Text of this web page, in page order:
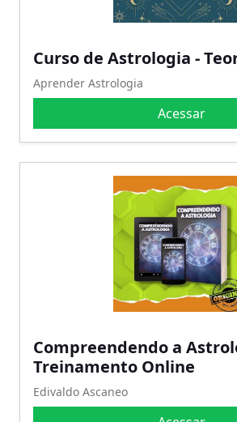
Curso de Astrologia -
Aprender Astrologia
Acessar
Compreendendo a
Treinamento Online
Edivaldo Ascaneo